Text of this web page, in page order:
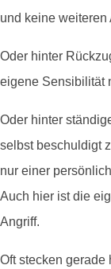
und keine
Oder hinter
eigene Sensibilität
Oder hinter
selbst beschuldigt
nur einer
Auch hier ist die
Angriff.
Oft stecken gerade